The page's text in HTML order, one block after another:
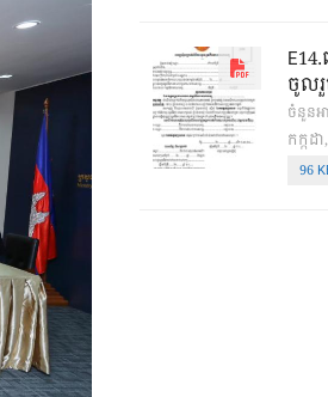
ចូល
ចំនួនអ
កក្កដ
96